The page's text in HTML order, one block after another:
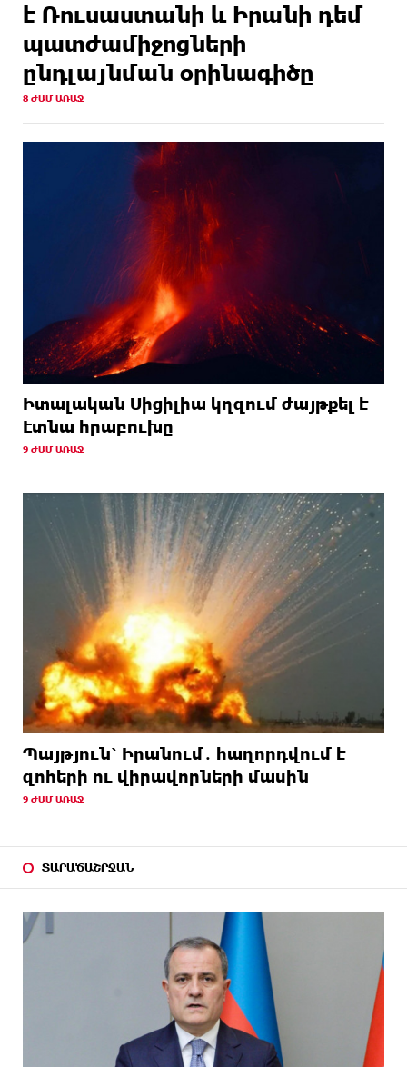
է Ռուսաստանի և Իրանի դեմ
պատժամիջոցների
ընդլայնման օրինագիծը
8 ԺԱՄ ԱՌԱՋ
Իտալական Սիցիլիա կղզում ժայթքել է
Էտնա հրաբուխը
9 ԺԱՄ ԱՌԱՋ
Պայթյուն՝ Իրանում․ հաղորդվում է
զոհերի ու վիրավորների մասին
9 ԺԱՄ ԱՌԱՋ
ՏԱՐԱԾԱՇՐՋԱՆ